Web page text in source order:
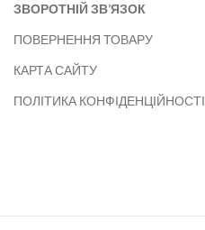
ЗВОРОТНІЙ ЗВ’ЯЗОК
ПОВЕРНЕННЯ ТОВАРУ
КАРТА САЙТУ
ПОЛІТИКА КОНФІДЕНЦІЙНОСТІ